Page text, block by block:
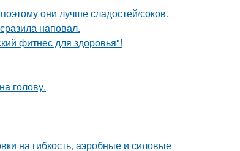
они лучше сладостей/соков.
наповал.
фитнес для здоровья"!
голову.
на гибкость, аэробные и силовые